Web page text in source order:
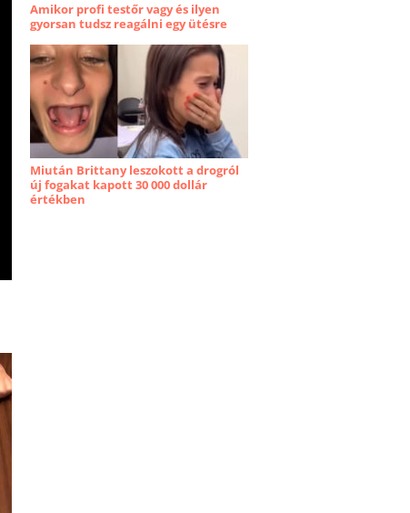
Amikor profi testőr vagy és ilyen
gyorsan tudsz reagálni egy ütésre
Miután Brittany leszokott a drogról
új fogakat kapott 30 000 dollár
értékben